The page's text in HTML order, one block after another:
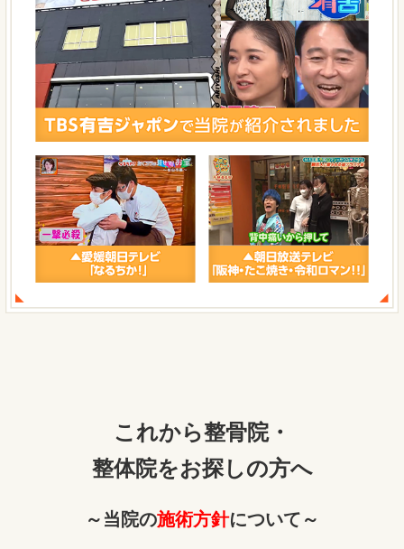
これから整骨院・
整体院をお探しの方へ
～当院の施術方針について～